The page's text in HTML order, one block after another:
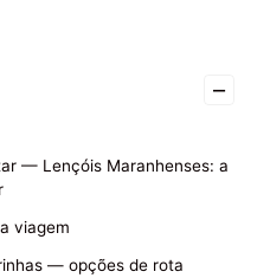
–
— Lençóis Maranhenses: a
viagem
— opções de rota